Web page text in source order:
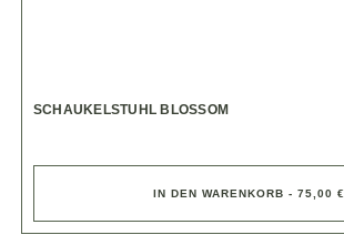
SCHAUKELSTUHL BLOSSOM
IN DEN WARENKORB - 75,00 €